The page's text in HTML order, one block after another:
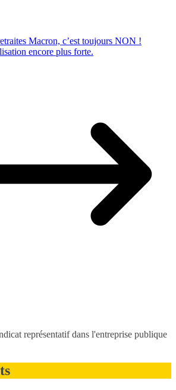
Macron, c’est toujours NON !
encore plus forte.
représentatif dans l'entreprise publique